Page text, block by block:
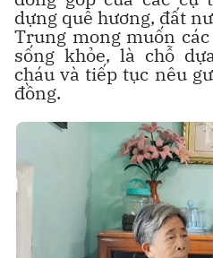
dựng quê hương, đất
Trung mong muốn
sống khỏe, là chỗ
cháu và tiếp tục nêu
đồng.